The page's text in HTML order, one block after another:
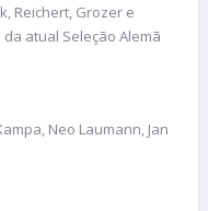
Reichert, Grozer e
atual Seleção Alemã
Neo Laumann, Jan